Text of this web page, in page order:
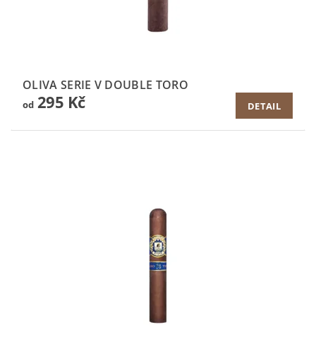
OLIVA SERIE V DOUBLE TORO
od295 Kč DETAIL